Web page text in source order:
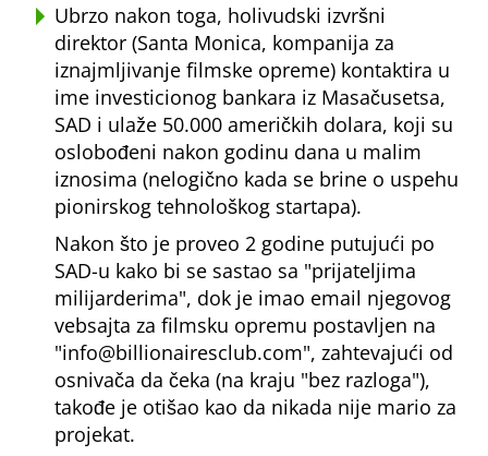
Ubrzo nakon toga, holivudski izvršni
direktor (Santa Monica, kompanija za
iznajmljivanje filmske opreme) kontaktira u
ime investicionog bankara iz Masačusetsa,
SAD i ulaže 50.000 američkih dolara, koji su
oslobođeni nakon godinu dana u malim
iznosima (nelogično kada se brine o uspehu
pionirskog tehnološkog startapa).
Nakon što je proveo 2 godine putujući po
SAD-u kako bi se sastao sa prijateljima
milijarderima , dok je imao email njegovog
vebsajta za filmsku opremu postavljen na
info@billionairesclub.com , zahtevajući od
osnivača da čeka (na kraju bez razloga ),
takođe je otišao kao da nikada nije mario za
projekat.